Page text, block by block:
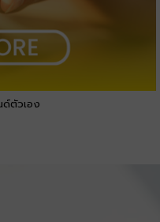
ตัวเอง